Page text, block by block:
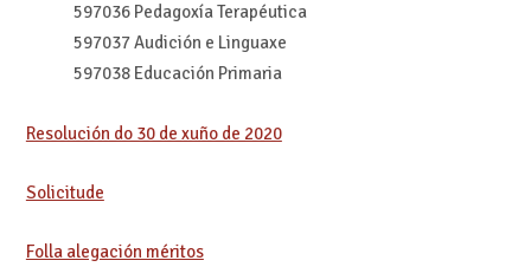
597036 Pedagoxía Terapéutica
597037 Audición e Linguaxe
597038 Educación Primaria
Resolución do 30 de xuño de 2020
Solicitude
Folla alegación méritos